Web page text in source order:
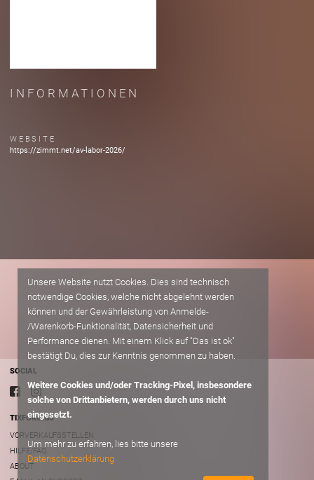
INFORMATIONEN
WEBSITE
https://zimmt.net/av-labor-2026/
SOCIAL
TIXFORGIGS
VORVERKAUFSSTELLEN
HILFE/FAQ
ABOUT
Unsere Website nutzt Cookies. Dies sind technisch
notwendige Cookies, welche nicht abgelehnt werden
können und der Gewährleistung von Anmelde-
/Warenkorb-Funktionalität, Datensicherheit und
Performance dienen. Mit einem Klick auf "Das ist ok"
bestätigt Du, dies zur Kenntnis genommen zu haben.
Weitere Cookies und/oder Tracking-Pixel, insbesondere
solche von Drittanbietern, werden durch uns nicht
eingesetzt.
Um mehr zu erfahren, lies bitte unsere
Datenschutzerklärung